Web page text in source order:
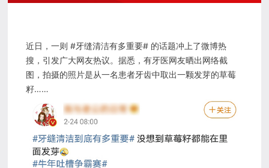
近日，一则 #牙缝清洁有多重要# 的话题冲上了微博热
搜，引发广大网友热议。据悉，有牙医网友晒出网络截
图，拍摄的照片是从一名患者牙齿中取出一颗发芽的草莓
籽……